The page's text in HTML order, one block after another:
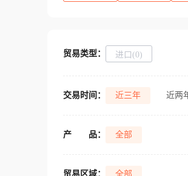
贸易类型： 进口(0)
交易时间： 近三年 近两
产 品： 全部
贸易区域： 全部